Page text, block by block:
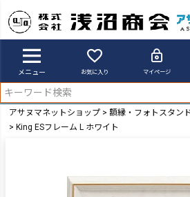
メニュー お気に入り マイページ
アサヌマネットショップ 額縁・フォトスタン
King ESフレーム L ホワイト